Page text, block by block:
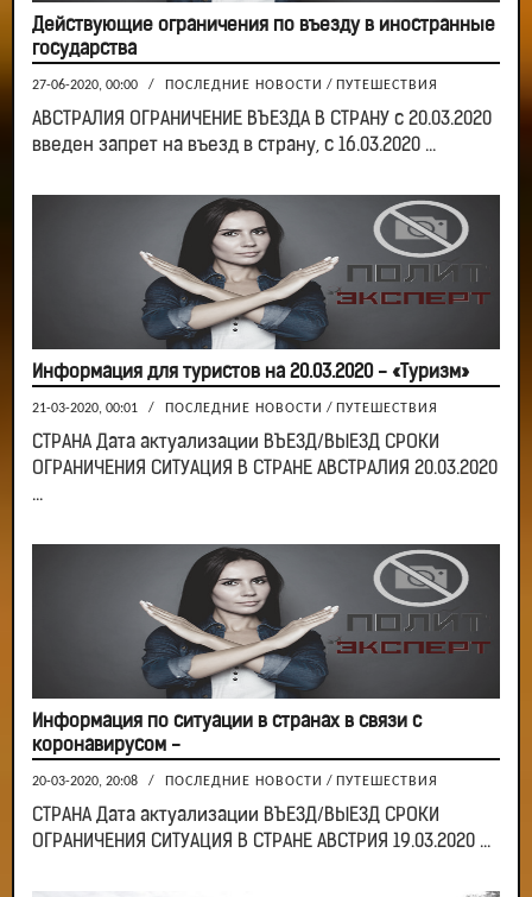
Действующие ограничения по въезду в иностранные
государства
27-06-2020, 00:00 / ПОСЛЕДНИЕ НОВОСТИ / ПУТЕШЕСТВИЯ
АВСТРАЛИЯ ОГРАНИЧЕНИЕ ВЪЕЗДА В СТРАНУ с 20.03.2020
введен запрет на въезд в страну, с 16.03.2020 ...
Информация для туристов на 20.03.2020 - «Туризм»
21-03-2020, 00:01 / ПОСЛЕДНИЕ НОВОСТИ / ПУТЕШЕСТВИЯ
CТРАНА Дата актуализации ВЪЕЗД/ВЫЕЗД СРОКИ
ОГРАНИЧЕНИЯ СИТУАЦИЯ В СТРАНЕ АВСТРАЛИЯ 20.03.2020
...
Информация по ситуации в странах в связи с
коронавирусом -
20-03-2020, 20:08 / ПОСЛЕДНИЕ НОВОСТИ / ПУТЕШЕСТВИЯ
СТРАНА Дата актуализации ВЪЕЗД/ВЫЕЗД СРОКИ
ОГРАНИЧЕНИЯ СИТУАЦИЯ В СТРАНЕ АВСТРИЯ 19.03.2020 ...